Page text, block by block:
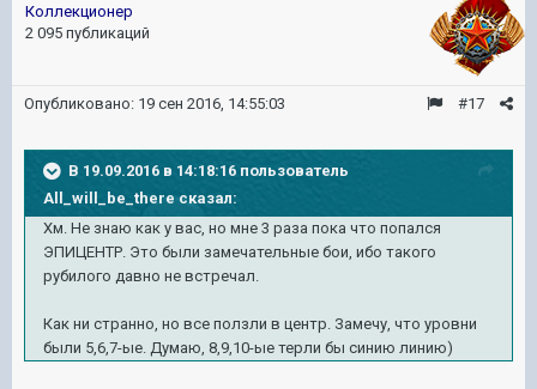
Коллекционер
2 095 публикаций
#17
Опубликовано: 19 сен 2016, 14:55:03
В 19.09.2016 в 14:18:16 пользователь
All_will_be_there сказал:
Хм. Не знаю как у вас, но мне 3 раза пока что попался
ЭПИЦЕНТР. Это были замечательные бои, ибо такого
рубилого давно не встречал.
Как ни странно, но все ползли в центр. Замечу, что уровни
были 5,6,7-ые. Думаю, 8,9,10-ые терли бы синию линию)